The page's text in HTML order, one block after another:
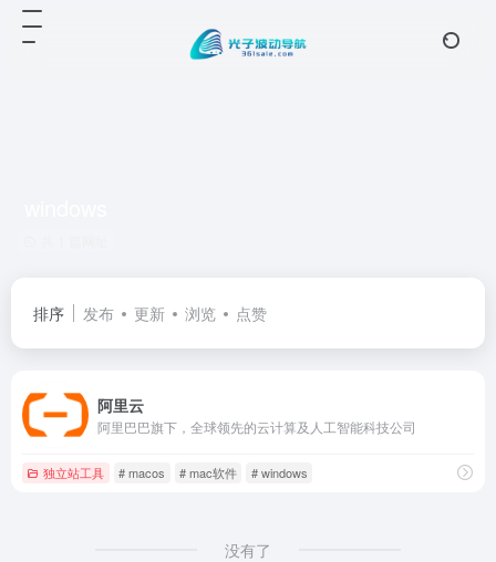
排序 发布 更新 浏览 点赞
阿里云
阿里巴巴旗下，全球领先的云计算及人工智能科技公司
独立站工具 # macos # mac软件 # windows
没有了